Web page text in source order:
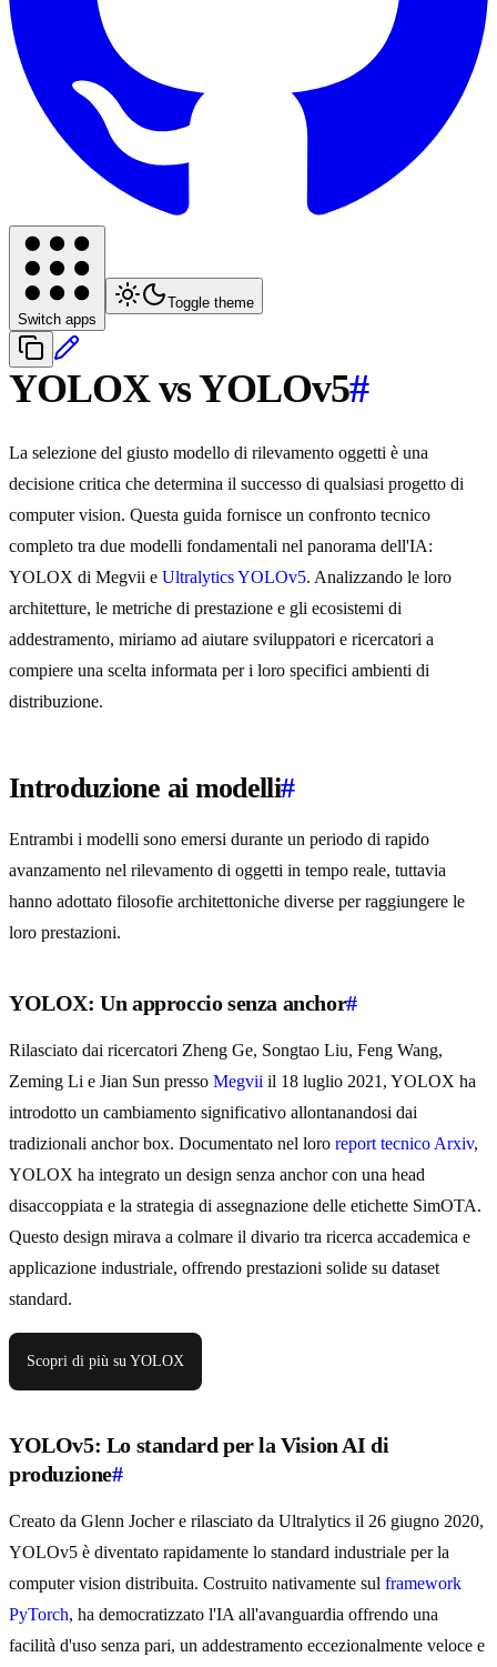
Switch apps
Toggle theme
YOLOX vs YOLOv5#
La selezione del giusto modello di rilevamento oggetti è una
decisione critica che determina il successo di qualsiasi progetto di
computer vision. Questa guida fornisce un confronto tecnico
completo tra due modelli fondamentali nel panorama dell'IA:
YOLOX di Megvii e Ultralytics YOLOv5. Analizzando le loro
architetture, le metriche di prestazione e gli ecosistemi di
addestramento, miriamo ad aiutare sviluppatori e ricercatori a
compiere una scelta informata per i loro specifici ambienti di
distribuzione.
Introduzione ai modelli#
Entrambi i modelli sono emersi durante un periodo di rapido
avanzamento nel rilevamento di oggetti in tempo reale, tuttavia
hanno adottato filosofie architettoniche diverse per raggiungere le
loro prestazioni.
YOLOX: Un approccio senza anchor#
Rilasciato dai ricercatori Zheng Ge, Songtao Liu, Feng Wang,
Zeming Li e Jian Sun presso Megvii il 18 luglio 2021, YOLOX ha
introdotto un cambiamento significativo allontanandosi dai
tradizionali anchor box. Documentato nel loro report tecnico Arxiv,
YOLOX ha integrato un design senza anchor con una head
disaccoppiata e la strategia di assegnazione delle etichette SimOTA.
Questo design mirava a colmare il divario tra ricerca accademica e
applicazione industriale, offrendo prestazioni solide su dataset
standard.
Scopri di più su YOLOX
YOLOv5: Lo standard per la Vision AI di
produzione#
Creato da Glenn Jocher e rilasciato da Ultralytics il 26 giugno 2020,
YOLOv5 è diventato rapidamente lo standard industriale per la
computer vision distribuita. Costruito nativamente sul framework
PyTorch, ha democratizzato l'IA all'avanguardia offrendo una
facilità d'uso senza pari, un addestramento eccezionalmente veloce e